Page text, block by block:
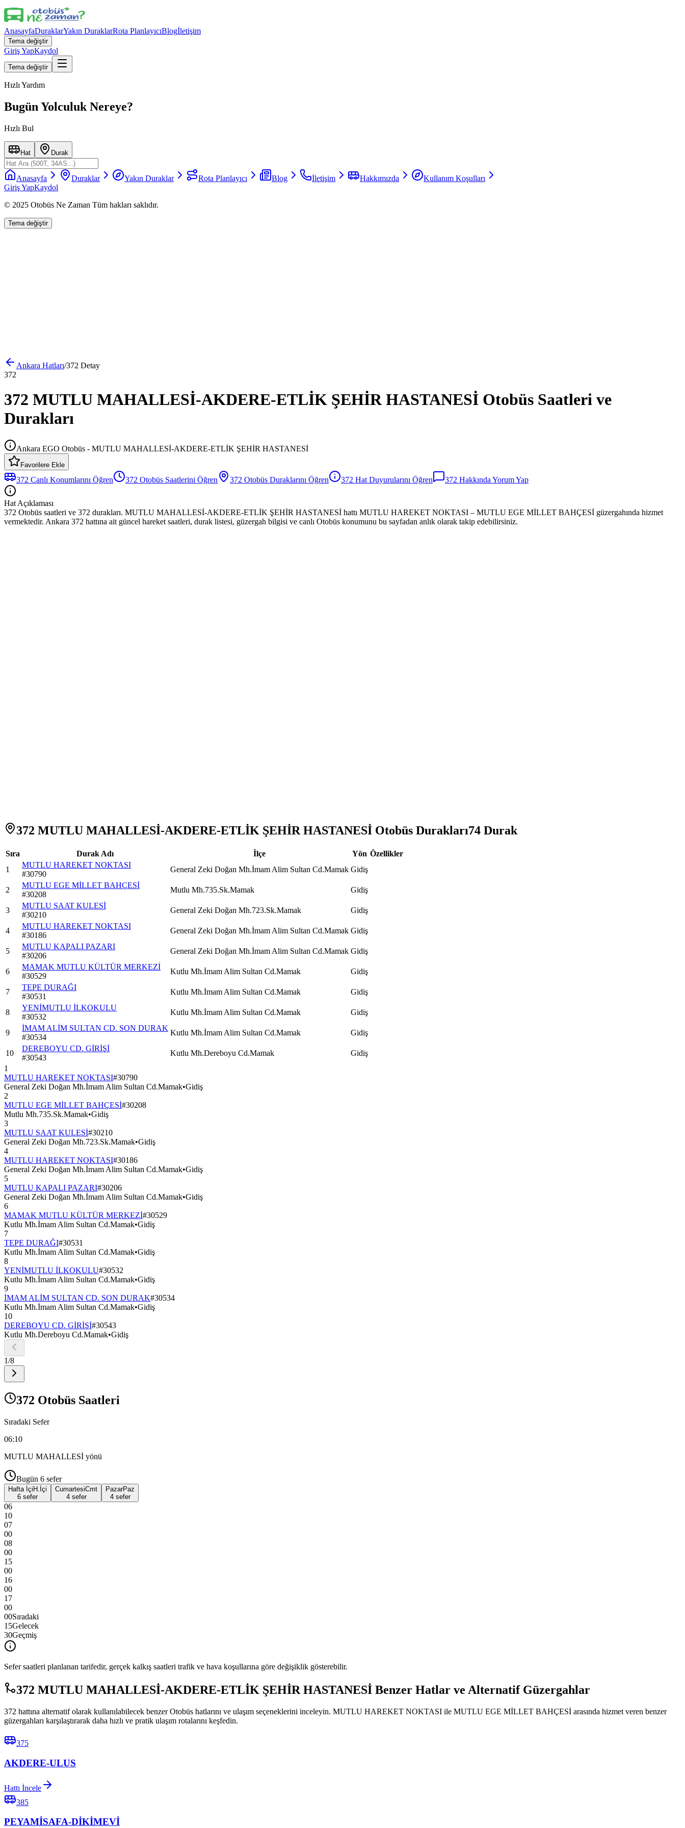
AnasayfaDuraklarYakın DuraklarRota PlanlayıcıBlogİletişim
Tema değiştir
Giriş YapKaydol
Tema değiştir
Hızlı Yardım
Bugün Yolculuk Nereye?
Hızlı Bul
Hat Durak
Anasayfa Duraklar Yakın Duraklar Rota Planlayıcı Blog İletişim Hakkımızda
Kullanım Koşulları
Giriş YapKaydol
© 2025 Otobüs Ne Zaman Tüm hakları saklıdır.
Tema değiştir
Ankara Hatları/372 Detay
372
372 MUTLU MAHALLESİ-AKDERE-ETLİK ŞEHİR HASTANESİ Otobüs Saatleri ve
Durakları
Ankara EGO Otobüs - MUTLU MAHALLESİ-AKDERE-ETLİK ŞEHİR HASTANESİ
Favorilere Ekle
372 Canlı Konumlarını Öğren 372 Otobüs Saatlerini Öğren 372 Otobüs Duraklarını Öğren 372 Hat Duyurularını Öğren 372 Hakkında Yorum Yap
Hat Açıklaması
372 Otobüs saatleri ve 372 durakları. MUTLU MAHALLESİ-AKDERE-ETLİK ŞEHİR HASTANESİ hattı MUTLU HAREKET NOKTASI – MUTLU EGE MİLLET BAHÇESİ güzergahında hizmet
vermektedir. Ankara 372 hattına ait güncel hareket saatleri, durak listesi, güzergah bilgisi ve canlı Otobüs konumunu bu sayfadan anlık olarak takip edebilirsiniz.
372 MUTLU MAHALLESİ-AKDERE-ETLİK ŞEHİR HASTANESİ Otobüs Durakları74 Durak
Sıra Durak Adı İlçe Yön Özellikler
1
MUTLU HAREKET NOKTASI
#30790
General Zeki Doğan Mh.İmam Alim Sultan Cd.Mamak Gidiş
2
MUTLU EGE MİLLET BAHÇESİ
#30208
Mutlu Mh.735.Sk.Mamak Gidiş
3
MUTLU SAAT KULESİ
#30210
General Zeki Doğan Mh.723.Sk.Mamak Gidiş
4
MUTLU HAREKET NOKTASI
#30186
General Zeki Doğan Mh.İmam Alim Sultan Cd.Mamak Gidiş
5
MUTLU KAPALI PAZARI
#30206
General Zeki Doğan Mh.İmam Alim Sultan Cd.Mamak Gidiş
6
MAMAK MUTLU KÜLTÜR MERKEZİ
#30529
Kutlu Mh.İmam Alim Sultan Cd.Mamak Gidiş
7
TEPE DURAĞI
#30531
Kutlu Mh.İmam Alim Sultan Cd.Mamak Gidiş
8
YENİMUTLU İLKOKULU
#30532
Kutlu Mh.İmam Alim Sultan Cd.Mamak Gidiş
9
İMAM ALİM SULTAN CD. SON DURAK
#30534
Kutlu Mh.İmam Alim Sultan Cd.Mamak Gidiş
10
DEREBOYU CD. GİRİŞİ
#30543
Kutlu Mh.Dereboyu Cd.Mamak
Gidiş
1
MUTLU HAREKET NOKTASI#30790
General Zeki Doğan Mh.İmam Alim Sultan Cd.Mamak•Gidiş
2
MUTLU EGE MİLLET BAHÇESİ#30208
Mutlu Mh.735.Sk.Mamak•Gidiş
3
MUTLU SAAT KULESİ#30210
General Zeki Doğan Mh.723.Sk.Mamak•Gidiş
4
MUTLU HAREKET NOKTASI#30186
General Zeki Doğan Mh.İmam Alim Sultan Cd.Mamak•Gidiş
5
MUTLU KAPALI PAZARI#30206
General Zeki Doğan Mh.İmam Alim Sultan Cd.Mamak•Gidiş
6
MAMAK MUTLU KÜLTÜR MERKEZİ#30529
Kutlu Mh.İmam Alim Sultan Cd.Mamak•Gidiş
7
TEPE DURAĞI#30531
Kutlu Mh.İmam Alim Sultan Cd.Mamak•Gidiş
8
YENİMUTLU İLKOKULU#30532
Kutlu Mh.İmam Alim Sultan Cd.Mamak•Gidiş
9
İMAM ALİM SULTAN CD. SON DURAK#30534
Kutlu Mh.İmam Alim Sultan Cd.Mamak•Gidiş
10
DEREBOYU CD. GİRİŞİ#30543
Kutlu Mh.Dereboyu Cd.Mamak•Gidiş
1/8
372 Otobüs Saatleri
Sıradaki Sefer
06:10
MUTLU MAHALLESİ yönü
Bugün 6 sefer
Hafta İçi H.İçi
6 sefer
CumartesiCmt
4 sefer
PazarPaz
4 sefer
06
10
07
00
08
00
15
00
16
00
17
00
00Sıradaki
15Gelecek
30Geçmiş
Sefer saatleri planlanan tarifedir, gerçek kalkış saatleri trafik ve hava koşullarına göre değişiklik gösterebilir.
372 MUTLU MAHALLESİ-AKDERE-ETLİK ŞEHİR HASTANESİ Benzer Hatlar ve Alternatif Güzergahlar
372 hattına alternatif olarak kullanılabilecek benzer Otobüs hatlarını ve ulaşım seçeneklerini inceleyin. MUTLU HAREKET NOKTASI ile MUTLU EGE MİLLET BAHÇESİ arasında hizmet veren benzer
güzergahları karşılaştırarak daha hızlı ve pratik ulaşım rotalarını keşfedin.
375
AKDERE-ULUS
Hattı İncele
385
PEYAMİSAFA-DİKİMEVİ